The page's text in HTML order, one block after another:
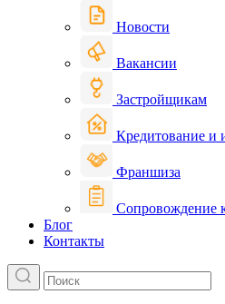
Новости
Вакансии
Застройщикам
Кредитование и
Франшиза
Сопровождение
Блог
Контакты